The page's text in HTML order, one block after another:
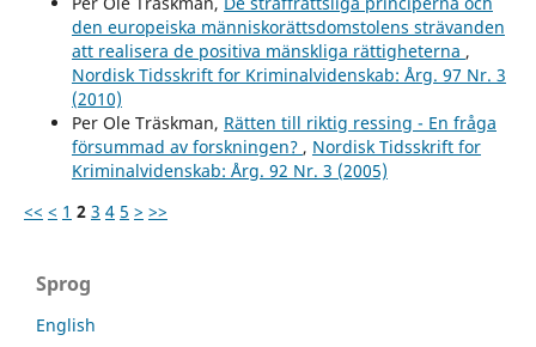
den europeiska människorättsdomstolens strävanden
att realisera de positiva mänskliga rättigheterna ,
Nordisk Tidsskrift for Kriminalvidenskab: Årg. 97 Nr. 3
(2010)
Per Ole Träskman, Rätten till riktig ressing - En fråga
försummad av forskningen? , Nordisk Tidsskrift for
Kriminalvidenskab: Årg. 92 Nr. 3 (2005)
<< < 1 2 3 4 5 > >>
Sprog
English